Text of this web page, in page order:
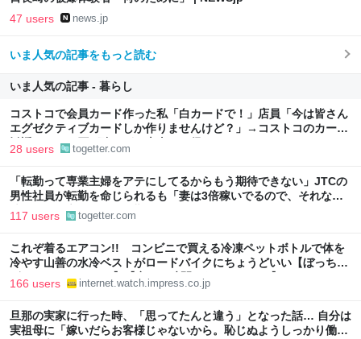
47 users news.jp
いま人気の記事をもっと読む
いま人気の記事 - 暮らし
コストコで会員カード作った私「白カードで！」店員「今は皆さん
エグゼクティブカードしか作りませんけど？」→コストコのカード
勧誘はやたら圧が強いが、本当にお得なの？
28 users togetter.com
「転勤って専業主婦をアテにしてるからもう期待できない」JTCの
男性社員が転勤を命じられるも「妻は3倍稼いでるので、それなら
辞める」と言ったら、転勤がなくなった
117 users togetter.com
これぞ着るエアコン!! コンビニで買える冷凍ペットボトルで体を
冷やす山善の水冷ベストがロードバイクにちょうどいい【ぼっち・
ざ・ろーど！その14】【空いた時間でなにしてる？】
166 users internet.watch.impress.co.jp
旦那の実家に行った時、「思ってたんと違う」となった話… 自分は
実祖母に「嫁いだらお客様じゃないから。恥じぬようしっかり働